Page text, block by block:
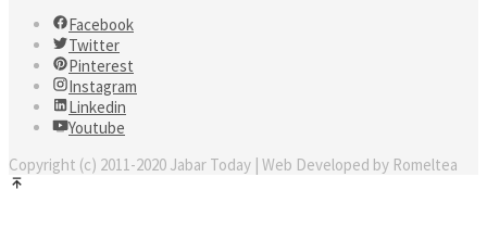
Facebook
Twitter
Pinterest
Instagram
Linkedin
Youtube
Copyright (c) 2011-2020 Jabar Today | Web Developed by Romeltea